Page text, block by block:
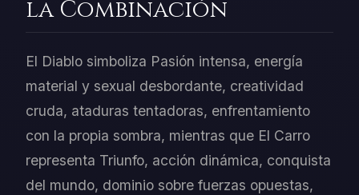
la Combinación
El Diablo simboliza Pasión intensa, energía
material y sexual desbordante, creatividad
cruda, ataduras tentadoras, enfrentamiento
con la propia sombra, mientras que El Carro
representa Triunfo, acción dinámica, conquista
del mundo, dominio sobre fuerzas opuestas,